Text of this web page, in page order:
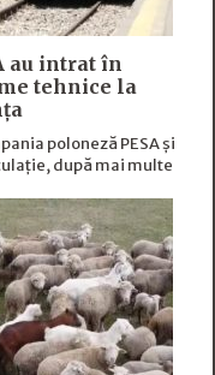
au intrat în
tehnice la
poloneză PESA și
după mai multe